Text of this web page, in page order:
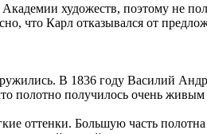
художеств, поэтому не
что Карл отказывался от
В 1836 году Василий
полотно получилось очень
оттенки. Большую часть